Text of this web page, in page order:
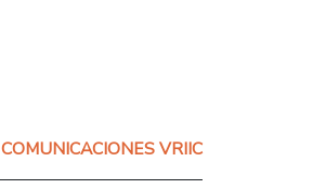
COMUNICACIONES VRIIC